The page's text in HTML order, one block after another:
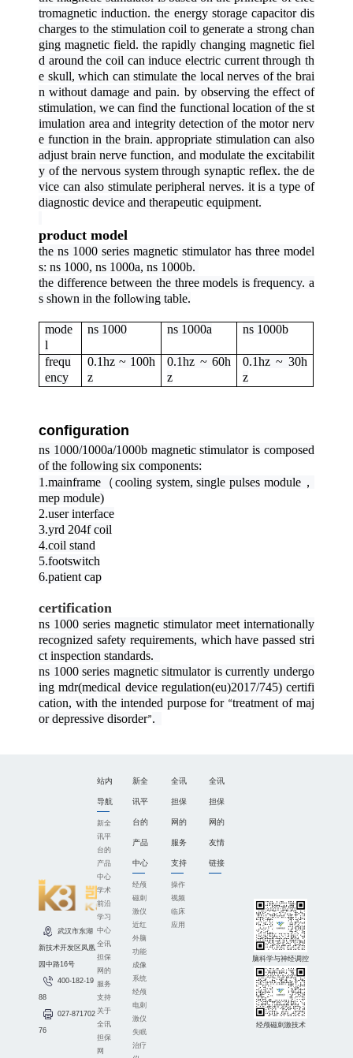
tromagnetic induction. the energy storage capacitor dis
charges to the stimulation coil to generate a strong chan
ging magnetic field. the rapidly changing magnetic fiel
d around the coil can induce electric current through th
e skull, which can stimulate the local nerves of the brai
n without damage and pain. by observing the effect of
stimulation, we can find the functional location of the st
imulation area and integrity detection of the motor nerv
e function in the brain. appropriate stimulation can also
adjust brain nerve function, and modulate the excitabilit
y of the nervous system through synaptic reflex. the de
vice can also stimulate peripheral nerves. it is a type of
diagnostic device and therapeutic equipment.
product model
thens 1000seriesmagnetic stimulator has three model
s: ns 1000, ns 1000a, ns 1000b.
the difference between the three models is frequency. a
s shown in the following table.
mode
l
ns 1000 ns 1000a ns 1000b
frequ
ency
0.1hz ~ 100h
z
0.1hz ~ 60h
z
0.1hz ~ 30h
z
configuration
ns 1000/1000a/1000b magnetic stimulator is composed
of the following six components:
1.mainframe （cooling system, single pulses module，
mep module)
2.user interface
3.yrd 204f coil
4.coil stand
5.footswitch
6.patient cap
certification
ns 1000 series magnetic stimulator meet internationally
recognized safety requirements, which have passed stri
ct inspection standards.
ns 1000 series magnetic sitmulator is currently undergo
ing mdr(medical device regulation(eu)2017/745) certifi
cation, with the intended purpose for “treatment of maj
or depressive disorder”.
武汉市东湖
新技术开发区凤凰
园中路16号
400-182-19
88
027-871702
76
站内
导航
新全
讯平
台的
产品
中心
学术
前沿
学习
中心
全讯
担保
网的
服务
支持
关于
全讯
担保
网
新全
讯平
台的
产品
中心
经颅
磁刺
激仪
近红
外脑
功能
成像
系统
经颅
电刺
激仪
失眠
治疗
全讯
担保
网的
服务
支持
操作
视频
临床
应用
全讯
担保
网的
友情
链接
脑科学与神经调控
经颅磁刺激技术